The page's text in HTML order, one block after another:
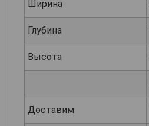
Ширина
Глубина
Высота
Доставим